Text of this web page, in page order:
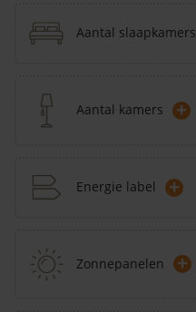
Aantal slaapkamers
Aantal kamers +
Energie label +
Zonnepanelen +